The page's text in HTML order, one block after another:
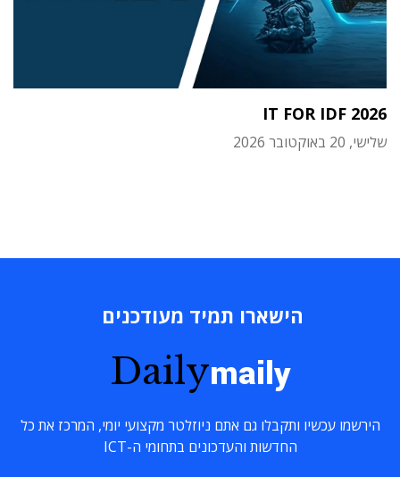
IT FOR IDF 2026
שלישי, 20 באוקטובר 2026
הישארו תמיד מעודכנים
Dailymaily
הירשמו עכשיו ותקבלו גם אתם ניוזלטר מקצועי יומי, המרכז את כל
החדשות והעדכונים בתחומי ה-ICT